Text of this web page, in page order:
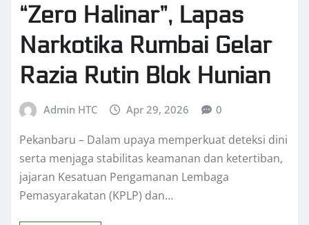
“Zero Halinar”, Lapas
Narkotika Rumbai Gelar
Razia Rutin Blok Hunian
Admin HTC Apr 29, 2026 0
Pekanbaru – Dalam upaya memperkuat deteksi dini
serta menjaga stabilitas keamanan dan ketertiban,
jajaran Kesatuan Pengamanan Lembaga
Pemasyarakatan (KPLP) dan…